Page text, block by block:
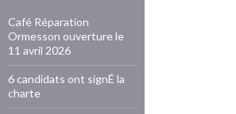
Café Réparation
Ormesson ouverture le
11 avril 2026
6 candidats ont signÉ la
charte